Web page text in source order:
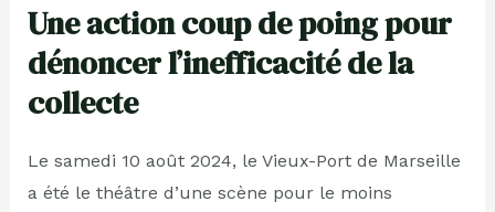
Une action coup de poing pour
dénoncer l’inefficacité de la
collecte
Le samedi 10 août 2024, le Vieux-Port de Marseille
a été le théâtre d’une scène pour le moins